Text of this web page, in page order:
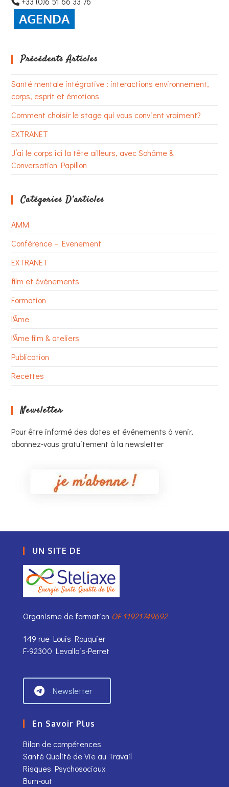
Précédents Articles
Santé mentale intégrative : interactions environnement,
corps, esprit et émotions
Comment choisir le stage qui vous convient vraiment?
EXTRANET
J’ai le corps ici la tête ailleurs, avec Sohâme &
Conversation Papillon
Catégories D’articles
AMM
Conférence – Evenement
EXTRANET
film et événements
Formation
l'Âme
l'Âme film & ateliers
Publication
Recettes
Newsletter
Pour être informé des dates et événements à venir,
abonnez-vous gratuitement à la newsletter
UN SITE DE
Organisme de formation OF 11921749692
149 rue Louis Rouquier
F-92300 Levallois-Perret
Newsletter
En Savoir Plus
Bilan de compétences
Santé Qualité de Vie au Travail
Risques Psychosociaux
Burn-out